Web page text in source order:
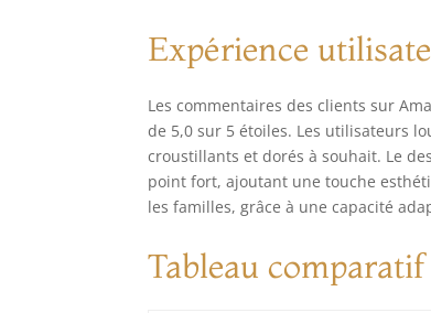
Expérience
Les commentaires des clients sur
de 5,0 sur 5 étoiles. Les utilisateurs
croustillants et dorés à souhait. Le
point fort, ajoutant une touche
les familles, grâce à une capacité
Tableau